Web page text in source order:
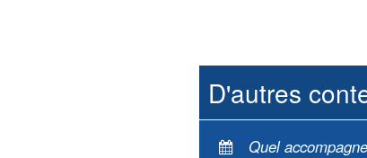
D'autres
Quel